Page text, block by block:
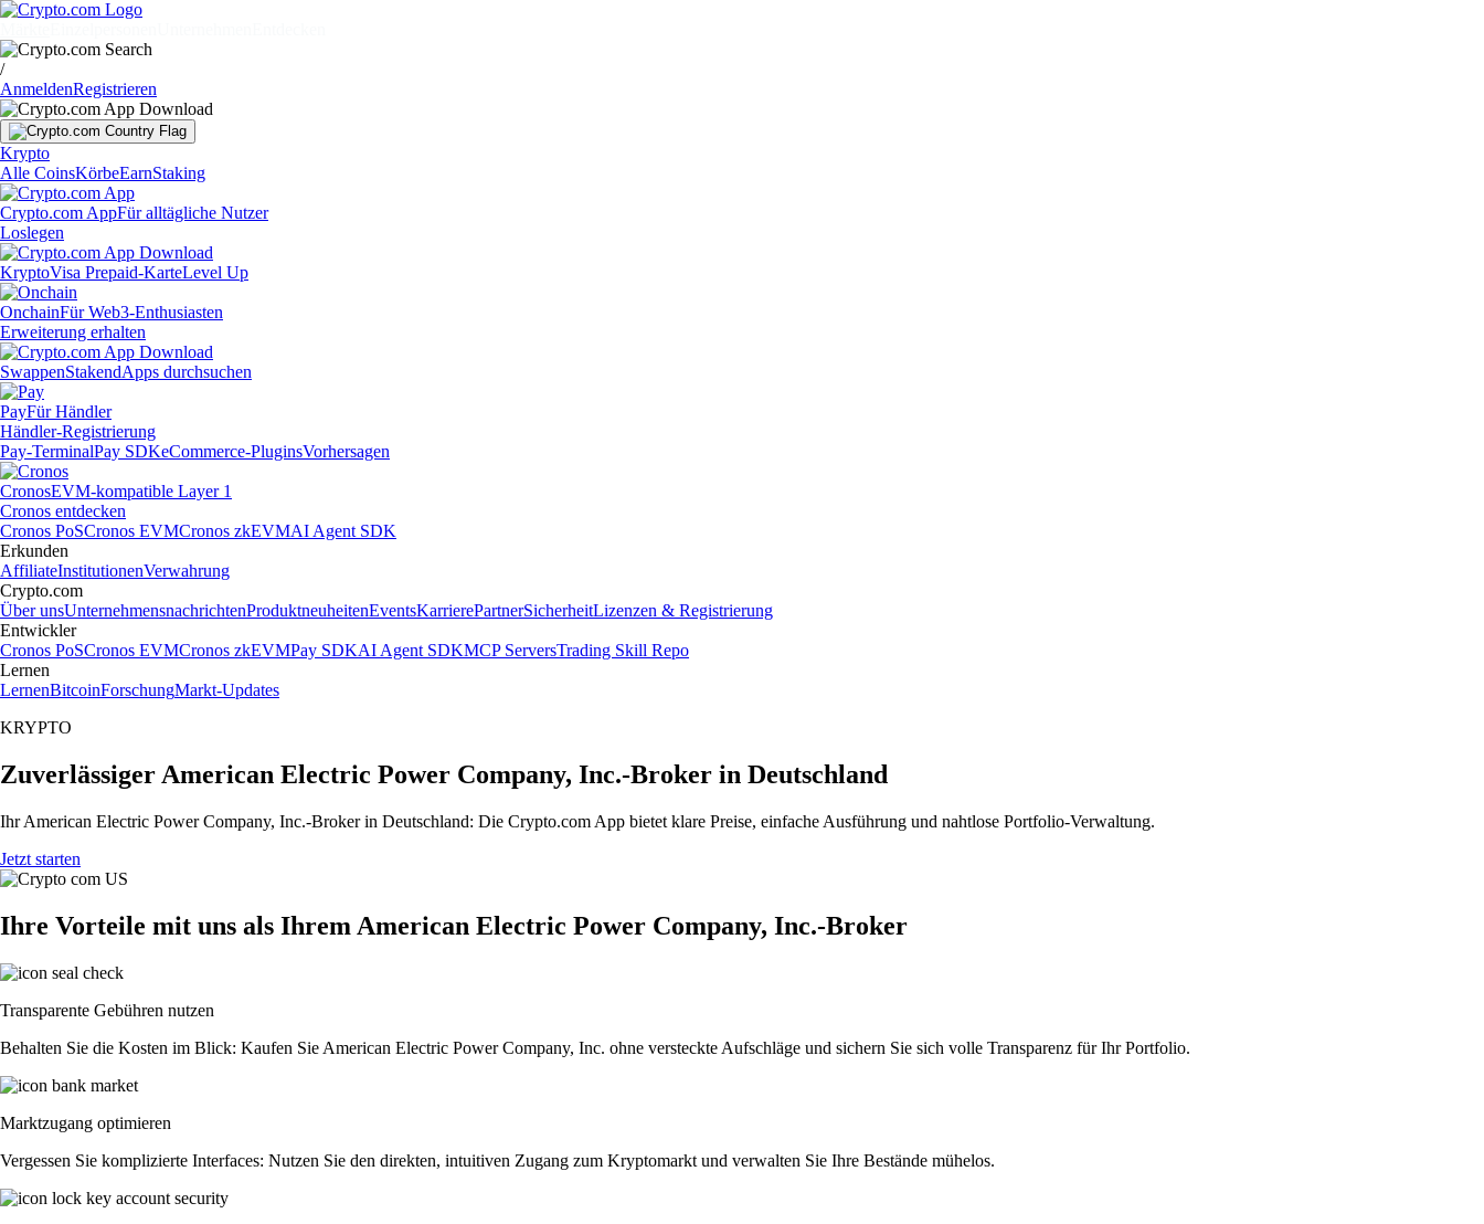
/
AnmeldenRegistrieren
Krypto
Alle CoinsKörbeEarnStaking
Crypto.com AppFür alltägliche Nutzer
Loslegen
KryptoVisa Prepaid-KarteLevel Up
OnchainFür Web3-Enthusiasten
Erweiterung erhalten
SwappenStakendApps durchsuchen
PayFür Händler
Händler-Registrierung
Pay-TerminalPay SDKeCommerce-PluginsVorhersagen
CronosEVM-kompatible Layer 1
Cronos entdecken
Cronos PoSCronos EVMCronos zkEVMAI Agent SDK
Erkunden
AffiliateInstitutionenVerwahrung
Crypto.com
Über unsUnternehmensnachrichtenProduktneuheitenEventsKarrierePartnerSicherheitLizenzen & Registrierung
Entwickler
Cronos PoSCronos EVMCronos zkEVMPay SDKAI Agent SDKMCP ServersTrading Skill Repo
Lernen
LernenBitcoinForschungMarkt-Updates
KRYPTO
Zuverlässiger American Electric Power Company, Inc.-Broker in Deutschland
Ihr American Electric Power Company, Inc.-Broker in Deutschland: Die Crypto.com App bietet klare Preise, einfache Ausführung und nahtlose Portfolio-Verwaltung.
Jetzt starten
Ihre Vorteile mit uns als Ihrem American Electric Power Company, Inc.-Broker
Transparente Gebühren nutzen
Behalten Sie die Kosten im Blick: Kaufen Sie American Electric Power Company, Inc. ohne versteckte Aufschläge und sichern Sie sich volle Transparenz für Ihr Portfolio.
Marktzugang optimieren
Vergessen Sie komplizierte Interfaces: Nutzen Sie den direkten, intuitiven Zugang zum Kryptomarkt und verwalten Sie Ihre Bestände mühelos.